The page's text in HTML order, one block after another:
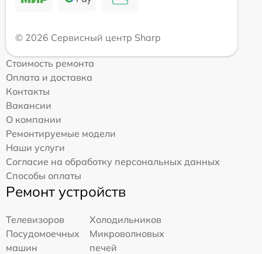
© 2026 Сервисный центр Sharp
Стоимость ремонта
Оплата и доставка
Контакты
Вакансии
О компании
Ремонтируемые модели
Наши услуги
Согласие на обработку персональных данных
Способы оплаты
Ремонт устройств
Телевизоров
Холодильников
Посудомоечных
машин
Микроволновых
печей